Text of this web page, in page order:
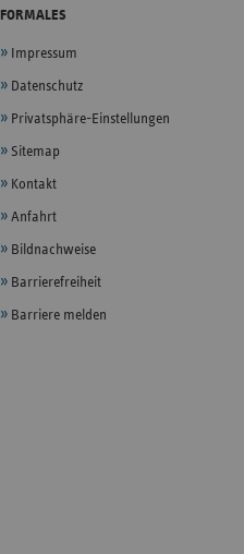
FORMALES
Impressum
Datenschutz
Privatsphäre-Einstellungen
Sitemap
Kontakt
Anfahrt
Bildnachweise
Barrierefreiheit
Barriere melden